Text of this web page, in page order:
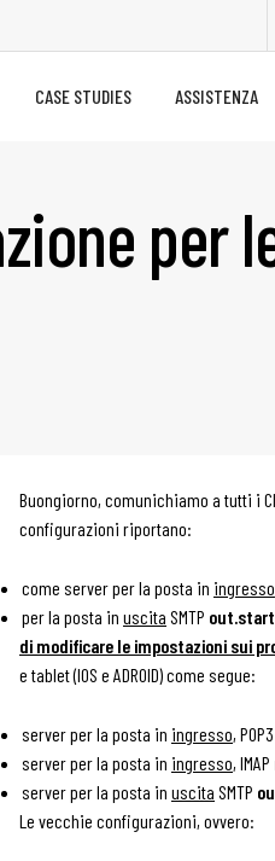
CASE STUDIES ASSISTENZA
per
Buongiorno, comunichiamo a tutti i
configurazioni riportano:
come server per la posta in ingresso
per la posta in uscita SMTP
di modificare le impostazioni sui
e tablet (IOS e ADROID) come segue:
server per la posta in ingresso, POP3
server per la posta in ingresso, IMAP
server per la posta in uscita SMTP
Le vecchie configurazioni, ovvero: